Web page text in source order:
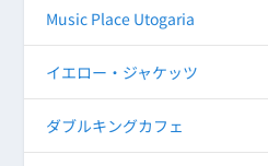
Music Place Utogaria
イエロー・ジャケッツ
ダブルキングカフェ